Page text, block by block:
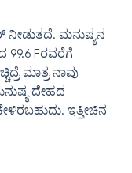
ನೀಡುತದೆ. ಮನುಷ್ಯನ
99.6 Fರವರೆಗೆ
ಮಾತ್ರ ನಾವು
ದೇಹದ
ಇತ್ತೀಚಿನ